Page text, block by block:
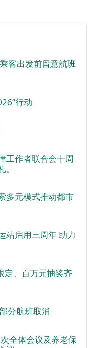
客出发前留意航班
行动
工作者联合会十周
多元模式推动都市
站启用三周年 助力
定、百万元抽奖齐
分航班取消
全体会议及养老保